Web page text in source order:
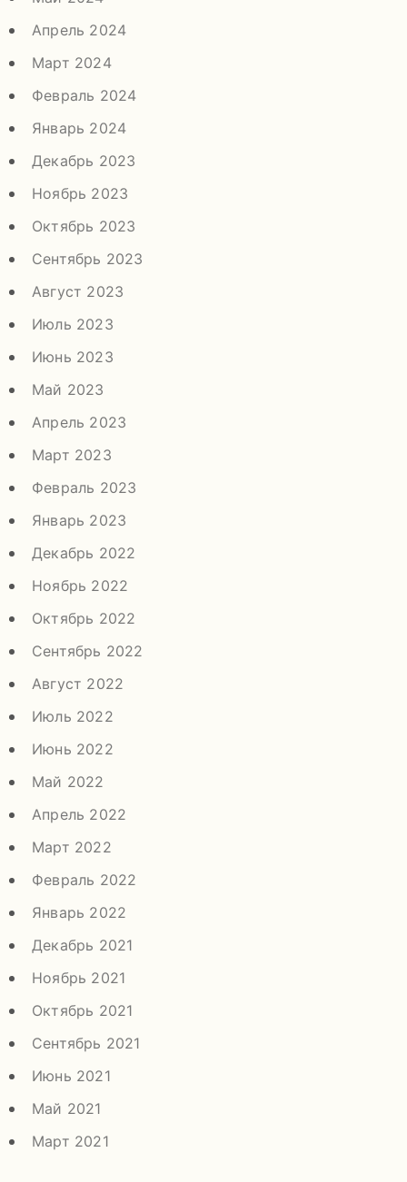
Апрель 2024
Март 2024
Февраль 2024
Январь 2024
Декабрь 2023
Ноябрь 2023
Октябрь 2023
Сентябрь 2023
Август 2023
Июль 2023
Июнь 2023
Май 2023
Апрель 2023
Март 2023
Февраль 2023
Январь 2023
Декабрь 2022
Ноябрь 2022
Октябрь 2022
Сентябрь 2022
Август 2022
Июль 2022
Июнь 2022
Май 2022
Апрель 2022
Март 2022
Февраль 2022
Январь 2022
Декабрь 2021
Ноябрь 2021
Октябрь 2021
Сентябрь 2021
Июнь 2021
Май 2021
Март 2021